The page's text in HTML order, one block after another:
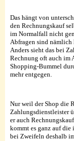
Das hängt von
den Rechnungskauf
im Normalfall nicht
Abfragen sind nämlich
Anders sieht das bei
Rechnung oft auch im
Shopping-Bummel
mehr entgegen.
Nur weil der Shop die
Zahlungsdienstleister
er auch
kommt es ganz auf
bei Zweifeln deshalb